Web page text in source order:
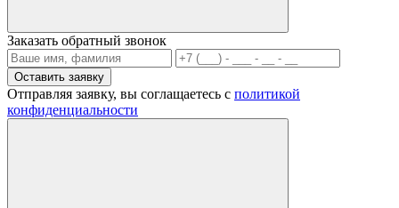
Заказать обратный звонок
Отправляя заявку, вы соглащаетесь с политикой
конфиденциальности